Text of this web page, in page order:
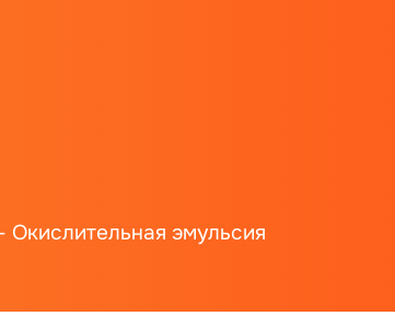
Окислительная эмульсия